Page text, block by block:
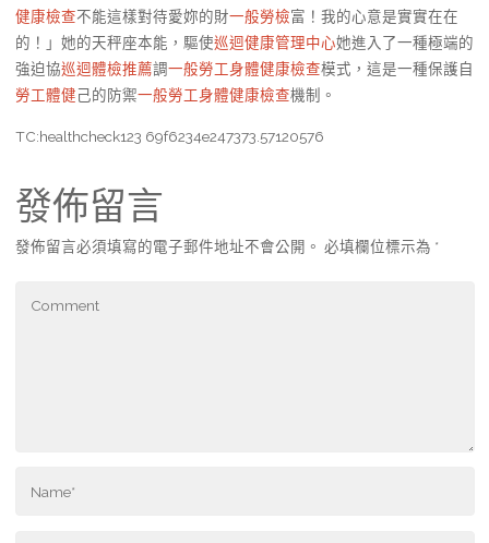
健康檢查不能這樣對待愛妳的財一般勞檢富！我的心意是實實在在
的！」她的天秤座本能，驅使巡迴健康管理中心她進入了一種極端的
強迫協巡迴體檢推薦調一般勞工身體健康檢查模式，這是一種保護自
勞工體健己的防禦一般勞工身體健康檢查機制。
TC:healthcheck123 69f6234e247373.57120576
發佈留言
發佈留言必須填寫的電子郵件地址不會公開。 必填欄位標示為 *